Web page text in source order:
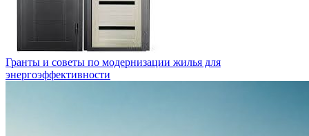
Гранты и советы по модернизации жилья для
энергоэффективности